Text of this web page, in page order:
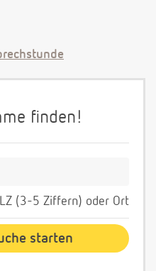
finden!
(3-5 Ziffern) oder Ort